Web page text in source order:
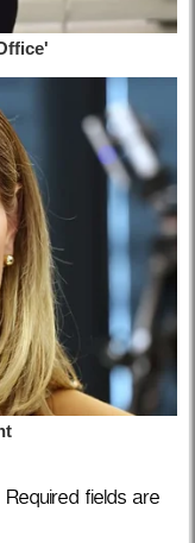
Required fields are